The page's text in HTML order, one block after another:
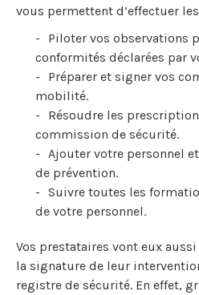
vous permettent d’effectuer
Piloter vos observations
conformités déclarées par
Préparer et signer vos
mobilité.
Résoudre les
commission de sécurité.
Ajouter votre personnel
de prévention.
Suivre toutes les
de votre personnel.
Vos prestataires vont eux
la signature de leur
registre de sécurité. En effet,